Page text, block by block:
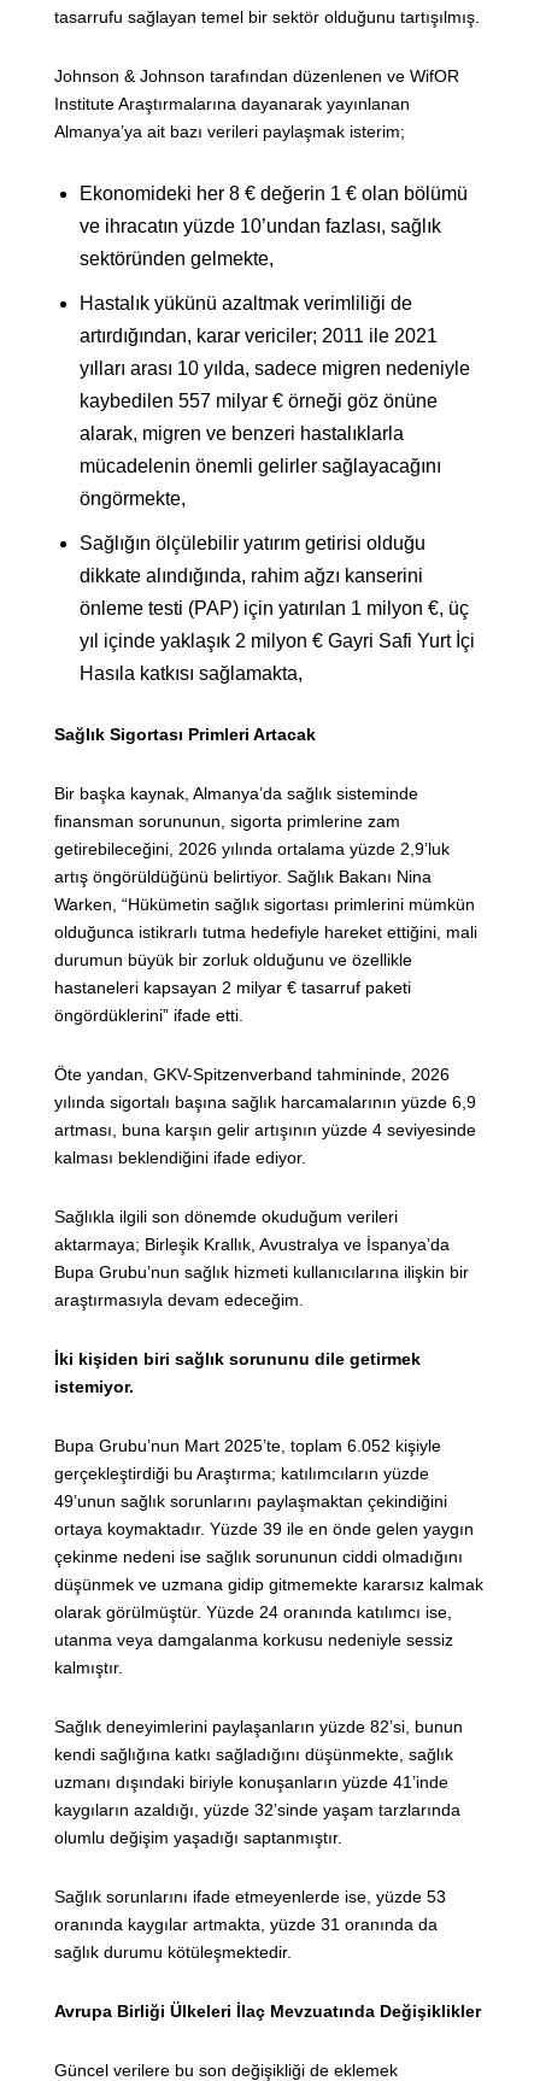
tasarrufu sağlayan temel bir sektör olduğunu tartışılmış.
Johnson & Johnson tarafından düzenlenen ve WifOR
Institute Araştırmalarına dayanarak yayınlanan
Almanya’ya ait bazı verileri paylaşmak isterim;
Ekonomideki her 8 € değerin 1 € olan bölümü
ve ihracatın yüzde 10’undan fazlası, sağlık
sektöründen gelmekte,
Hastalık yükünü azaltmak verimliliği de
artırdığından, karar vericiler; 2011 ile 2021
yılları arası 10 yılda, sadece migren nedeniyle
kaybedilen 557 milyar € örneği göz önüne
alarak, migren ve benzeri hastalıklarla
mücadelenin önemli gelirler sağlayacağını
öngörmekte,
Sağlığın ölçülebilir yatırım getirisi olduğu
dikkate alındığında, rahim ağzı kanserini
önleme testi (PAP) için yatırılan 1 milyon €, üç
yıl içinde yaklaşık 2 milyon € Gayri Safi Yurt İçi
Hasıla katkısı sağlamakta,
Sağlık Sigortası Primleri Artacak
Bir başka kaynak, Almanya’da sağlık sisteminde
finansman sorununun, sigorta primlerine zam
getirebileceğini, 2026 yılında ortalama yüzde 2,9’luk
artış öngörüldüğünü belirtiyor. Sağlık Bakanı Nina
Warken, “Hükümetin sağlık sigortası primlerini mümkün
olduğunca istikrarlı tutma hedefiyle hareket ettiğini, mali
durumun büyük bir zorluk olduğunu ve özellikle
hastaneleri kapsayan 2 milyar € tasarruf paketi
öngördüklerini” ifade etti.
Öte yandan, GKV-Spitzenverband tahmininde, 2026
yılında sigortalı başına sağlık harcamalarının yüzde 6,9
artması, buna karşın gelir artışının yüzde 4 seviyesinde
kalması beklendiğini ifade ediyor.
Sağlıkla ilgili son dönemde okuduğum verileri
aktarmaya; Birleşik Krallık, Avustralya ve İspanya’da
Bupa Grubu’nun sağlık hizmeti kullanıcılarına ilişkin bir
araştırmasıyla devam edeceğim.
İki kişiden biri sağlık sorununu dile getirmek
istemiyor.
Bupa Grubu’nun Mart 2025’te, toplam 6.052 kişiyle
gerçekleştirdiği bu Araştırma; katılımcıların yüzde
49’unun sağlık sorunlarını paylaşmaktan çekindiğini
ortaya koymaktadır. Yüzde 39 ile en önde gelen yaygın
çekinme nedeni ise sağlık sorununun ciddi olmadığını
düşünmek ve uzmana gidip gitmemekte kararsız kalmak
olarak görülmüştür. Yüzde 24 oranında katılımcı ise,
utanma veya damgalanma korkusu nedeniyle sessiz
kalmıştır.
Sağlık deneyimlerini paylaşanların yüzde 82’si, bunun
kendi sağlığına katkı sağladığını düşünmekte, sağlık
uzmanı dışındaki biriyle konuşanların yüzde 41’inde
kaygıların azaldığı, yüzde 32’sinde yaşam tarzlarında
olumlu değişim yaşadığı saptanmıştır.
Sağlık sorunlarını ifade etmeyenlerde ise, yüzde 53
oranında kaygılar artmakta, yüzde 31 oranında da
sağlık durumu kötüleşmektedir.
Avrupa Birliği Ülkeleri İlaç Mevzuatında Değişiklikler
Güncel verilere bu son değişikliği de eklemek